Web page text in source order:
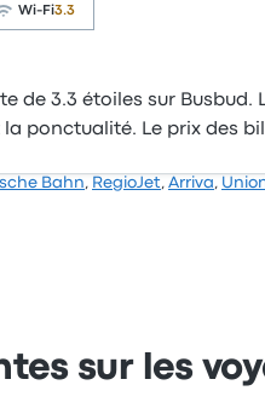
Wi-Fi3.3
de 3.3 étoiles sur
ponctualité. Le prix des
Bahn, RegioJet, Arriva,
sur les